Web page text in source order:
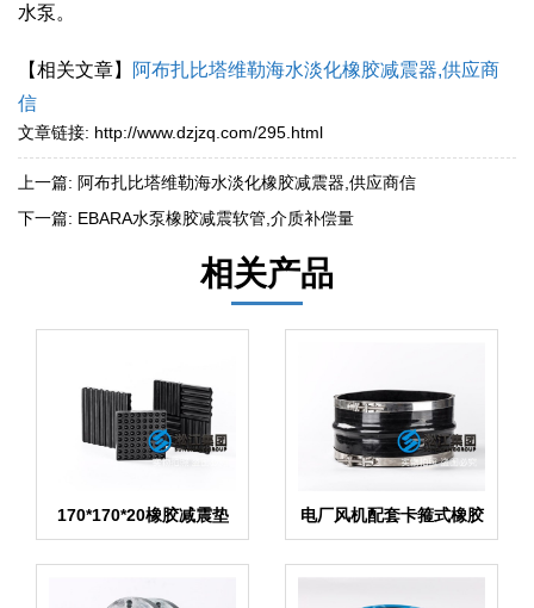
水泵。
【相关文章】
阿布扎比塔维勒海水淡化橡胶减震器,供应商
信
文章链接: http://www.dzjzq.com/295.html
上一篇: 阿布扎比塔维勒海水淡化橡胶减震器,供应商信
下一篇: EBARA水泵橡胶减震软管,介质补偿量
相关产品
170*170*20橡胶减震垫
产品
电厂风机配套卡箍式橡胶
膨胀节